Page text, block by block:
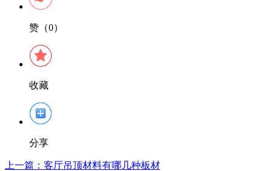
赞（0）
收藏
分享
上一篇： 客厅吊顶材料有哪几种板材